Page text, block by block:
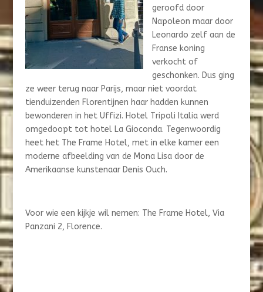
geroofd door
Napoleon maar door
Leonardo zelf aan de
Franse koning
verkocht of
geschonken. Dus ging
ze weer terug naar Parijs, maar niet voordat
tienduizenden Florentijnen haar hadden kunnen
bewonderen in het Uffizi. Hotel Tripoli Italia werd
omgedoopt tot hotel La Gioconda. Tegenwoordig
heet het The Frame Hotel, met in elke kamer een
moderne afbeelding van de Mona Lisa door de
Amerikaanse kunstenaar Denis Ouch.
Voor wie een kijkje wil nemen: The Frame Hotel, Via
Panzani 2, Florence.